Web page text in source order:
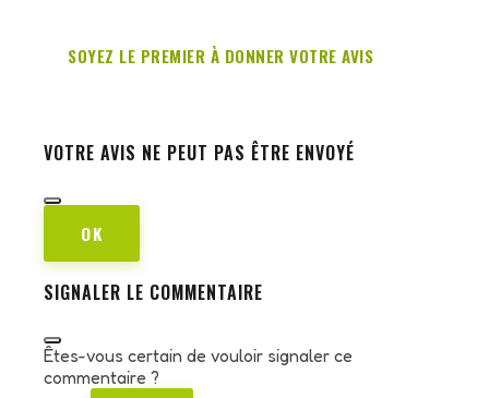
SOYEZ LE PREMIER À DONNER VOTRE AVIS
VOTRE AVIS NE PEUT PAS ÊTRE ENVOYÉ
OK
SIGNALER LE COMMENTAIRE
Êtes-vous certain de vouloir signaler ce
commentaire ?